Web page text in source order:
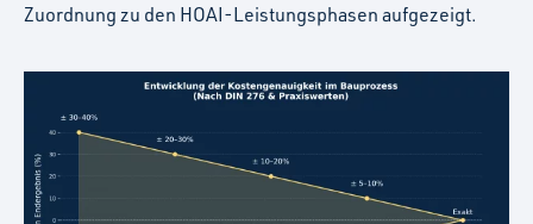
Zuordnung zu den HOAI-Leistungsphasen aufgezeigt.